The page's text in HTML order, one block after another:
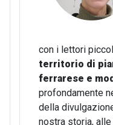
con i lettori
territorio di
ferrarese e
profondamente
della
nostra storia,